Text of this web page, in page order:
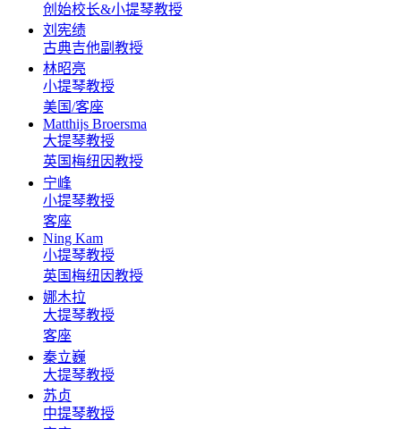
创始校长&小提琴教授
刘宪绩
古典吉他副教授
林昭亮
小提琴教授
美国/客座
Matthijs Broersma
大提琴教授
英国梅纽因教授
宁峰
小提琴教授
客座
Ning Kam
小提琴教授
英国梅纽因教授
娜木拉
大提琴教授
客座
秦立巍
大提琴教授
苏贞
中提琴教授